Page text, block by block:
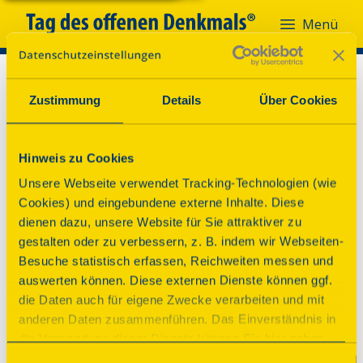
Zustimmung Details Über Cookies
Hinweis zu Cookies
Unsere Webseite verwendet Tracking-Technologien (wie
Cookies) und eingebundene externe Inhalte. Diese
dienen dazu, unsere Website für Sie attraktiver zu
gestalten oder zu verbessern, z. B. indem wir Webseiten-
Besuche statistisch erfassen, Reichweiten messen und
auswerten können. Diese externen Dienste können ggf.
die Daten auch für eigene Zwecke verarbeiten und mit
anderen Daten zusammenführen. Das Einverständnis in
die Verwendung dieser Dienste können Sie hier geben.
Menü